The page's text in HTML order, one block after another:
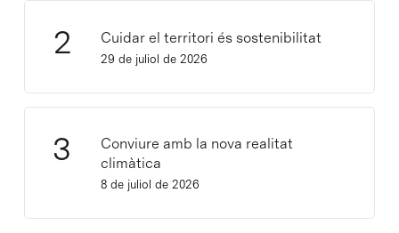
Cuidar el territori és sostenibilitat
29 de juliol de 2026
Conviure amb la nova realitat
climàtica
8 de juliol de 2026